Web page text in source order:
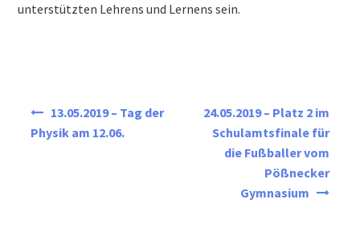
Lehrer
Aktuelles
unterstützten Lehrens und Lernens sein.
Beitragsnavigation
13.05.2019 – Tag der
Physik am 12.06.
24.05.2019 – Platz 2 im
Schulamtsfinale für
die Fußballer vom
Pößnecker
Gymnasium